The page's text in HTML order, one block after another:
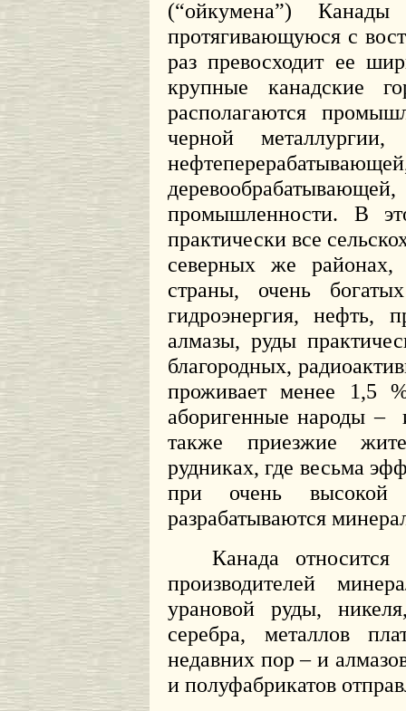
(“ойкумена”) Канады
протягивающуюся с
раз превосходит ее
крупные канадские
располагаются
черной металлургии,
промышленности. В
практически все
северных же
страны, очень
гидроэнергия, нефть,
алмазы, руды
благородных,
проживает менее 1,5
аборигенные народы –
также приезжие
рудниках, где весьма
при очень высокой
разрабатываются
Канада
производителей
урановой руды,
серебра, металлов
недавних пор – и
и полуфабрикатов